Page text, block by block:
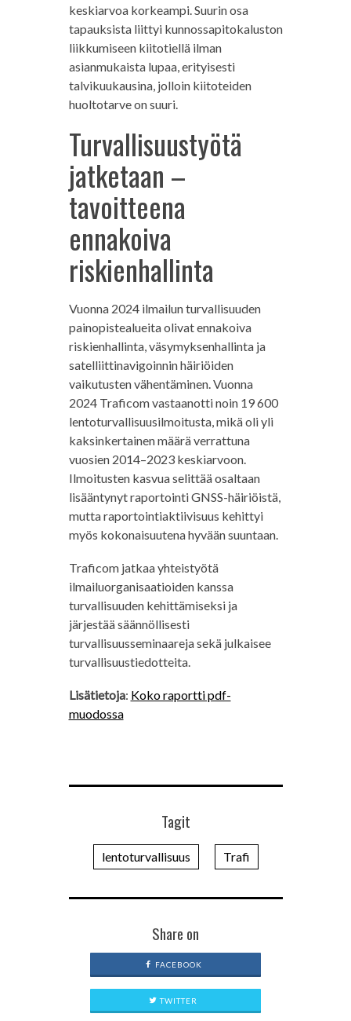
keskiarvoa korkeampi. Suurin osa
tapauksista liittyi kunnossapitokaluston
liikkumiseen kiitotiellä ilman
asianmukaista lupaa, erityisesti
talvikuukausina, jolloin kiitoteiden
huoltotarve on suuri.
Turvallisuustyötä
jatketaan –
tavoitteena
ennakoiva
riskienhallinta
Vuonna 2024 ilmailun turvallisuuden
painopistealueita olivat ennakoiva
riskienhallinta, väsymyksenhallinta ja
satelliittinavigoinnin häiriöiden
vaikutusten vähentäminen. Vuonna
2024 Traficom vastaanotti noin 19 600
lentoturvallisuusilmoitusta, mikä oli yli
kaksinkertainen määrä verrattuna
vuosien 2014–2023 keskiarvoon.
Ilmoitusten kasvua selittää osaltaan
lisääntynyt raportointi GNSS-häiriöistä,
mutta raportointiaktiivisuus kehittyi
myös kokonaisuutena hyvään suuntaan.
Traficom jatkaa yhteistyötä
ilmailuorganisaatioiden kanssa
turvallisuuden kehittämiseksi ja
järjestää säännöllisesti
turvallisuusseminaareja sekä julkaisee
turvallisuustiedotteita.
Lisätietoja: Koko raportti pdf-
muodossa
Tagit
lentoturvallisuus Trafi
Share on
FACEBOOK
TWITTER